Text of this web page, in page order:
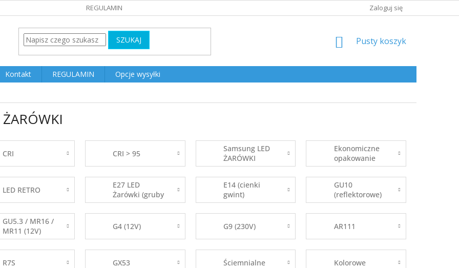
REGULAMIN Zaloguj się
SZUKAJ KOSZYK
Pusty koszyk
Kontakt REGULAMIN
Opcje wysyłki
CRI CRI > 95
Samsung LED
ŻARÓWKI
Ekonomiczne
opakowanie
LED RETRO
E27 LED
Żarówki (gruby
gwint)
E14 (cienki
gwint)
GU10
(reflektorowe)
GU5.3 / MR16 /
MR11 (12V)
G4 (12V) G9 (230V) AR111
R7S GX53 Ściemnialne Kolorowe